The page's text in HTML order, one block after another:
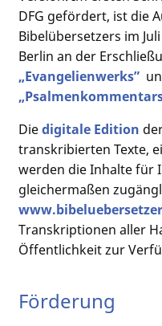
DFG gefördert, ist die
Bibelübersetzers im
Berlin an der
„Evangelienwerks”
Diedigitale Edition
transkribierten Texte,
werden die Inhalte für
gleichermaßen
Transkriptionen aller
Öffentlichkeit zur
Förderung